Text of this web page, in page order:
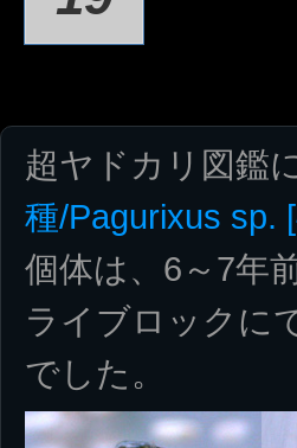
超ヤドカリ図鑑に
種/Pagurixus sp.
個体は、6～7年
ライブロックに
でした。